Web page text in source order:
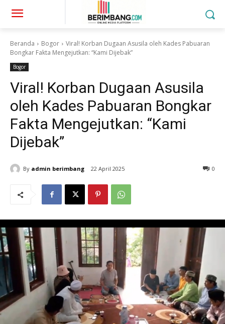
Beranda Bogor
Viral! Korban Dugaan Asusila oleh Kades Pabuaran
Bongkar Fakta Mengejutkan: “Kami Dijebak”
Bogor
Viral! Korban Dugaan Asusila
oleh Kades Pabuaran Bongkar
Fakta Mengejutkan: “Kami
Dijebak”
By admin berimbang 22 April 2025 0